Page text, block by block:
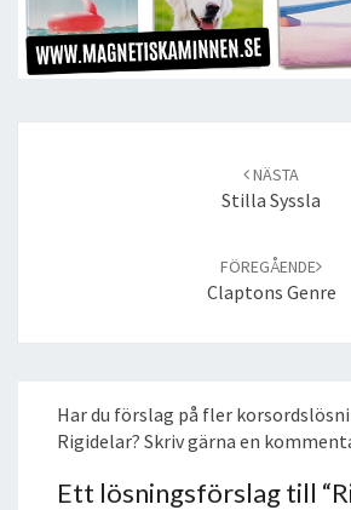
NÄSTA
Stilla Syssla
FÖREGÅENDE
Claptons Genre
Har du förslag på fler
Rigidelar? Skriv gärna en
Ett lösningsförslag till “